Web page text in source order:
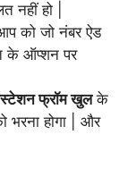
नहीं हो |
को जो नंबर ऐड
के ऑप्शन पर
फ्रॉम खुलके
होगा | और